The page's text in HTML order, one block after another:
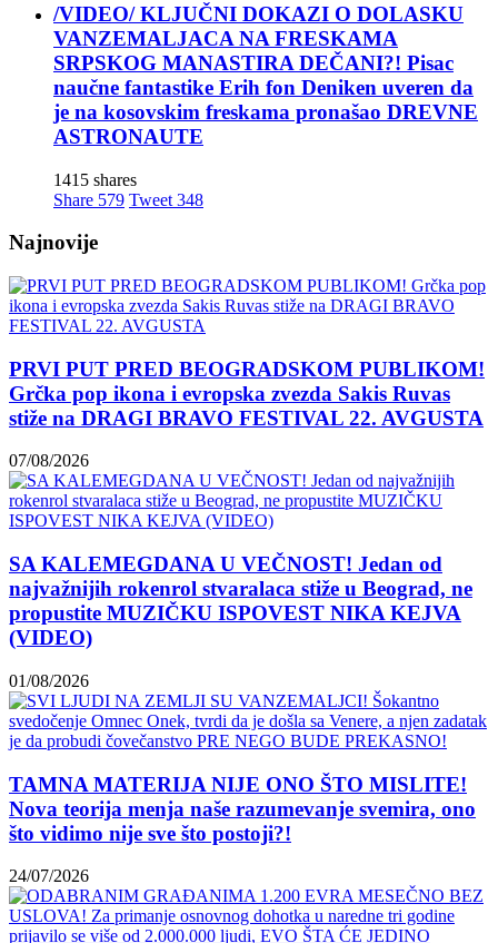
/VIDEO/ KLJUČNI DOKAZI O DOLASKU
VANZEMALJACA NA FRESKAMA
SRPSKOG MANASTIRA DEČANI?! Pisac
naučne fantastike Erih fon Deniken uveren da
je na kosovskim freskama pronašao DREVNE
ASTRONAUTE
1415 shares
Share 579 Tweet 348
Najnovije
PRVI PUT PRED BEOGRADSKOM PUBLIKOM!
Grčka pop ikona i evropska zvezda Sakis Ruvas
stiže na DRAGI BRAVO FESTIVAL 22. AVGUSTA
07/08/2026
SA KALEMEGDANA U VEČNOST! Jedan od
najvažnijih rokenrol stvaralaca stiže u Beograd, ne
propustite MUZIČKU ISPOVEST NIKA KEJVA
(VIDEO)
01/08/2026
TAMNA MATERIJA NIJE ONO ŠTO MISLITE!
Nova teorija menja naše razumevanje svemira, ono
što vidimo nije sve što postoji?!
24/07/2026